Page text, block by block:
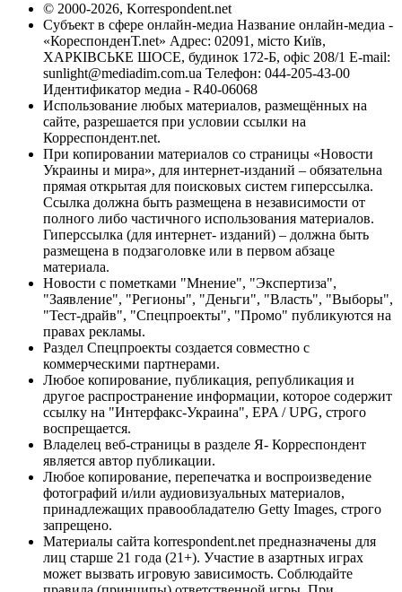
© 2000-2026, Korrespondent.net
Субъект в сфере онлайн-медиа Название онлайн-медиа -
«КореспонденТ.net» Адрес: 02091, місто Київ,
ХАРКІВСЬКЕ ШОСЕ, будинок 172-Б, офіс 208/1 E-mail:
sunlight@mediadim.com.ua Телефон: 044-205-43-00
Идентификатор медиа - R40-06068
Использование любых материалов, размещённых на
сайте, разрешается при условии ссылки на
Корреспондент.net.
При копировании материалов со страницы «Новости
Украины и мира», для интернет-изданий – обязательна
прямая открытая для поисковых систем гиперссылка.
Ссылка должна быть размещена в независимости от
полного либо частичного использования материалов.
Гиперссылка (для интернет- изданий) – должна быть
размещена в подзаголовке или в первом абзаце
материала.
Новости с пометками "Мнение", "Экспертиза",
"Заявление", "Регионы", "Деньги", "Власть", "Выборы",
"Тест-драйв", "Спецпроекты", "Промо" публикуются на
правах рекламы.
Раздел Спецпроекты создается совместно с
коммерческими партнерами.
Любое копирование, публикация, републикация и
другое распространение информации, которое содержит
ссылку на "Интерфакс-Украина", EPA / UPG, строго
воспрещается.
Владелец веб-страницы в разделе Я- Корреспондент
является автор публикации.
Любое копирование, перепечатка и воспроизведение
фотографий и/или аудиовизуальных материалов,
принадлежащих правообладателю Getty Images, строго
запрещено.
Материалы сайта korrespondent.net предназначены для
лиц старше 21 года (21+). Участие в азартных играх
может вызвать игровую зависимость. Соблюдайте